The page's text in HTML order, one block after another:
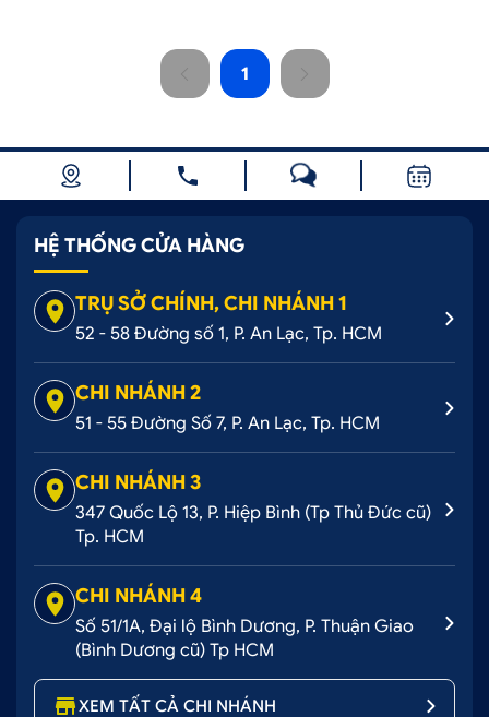
1
HỆ THỐNG CỬA HÀNG
TRỤ SỞ CHÍNH, CHI NHÁNH 1
52 - 58 Đường số 1, P. An Lạc, Tp. HCM
CHI NHÁNH 2
51 - 55 Đường Số 7, P. An Lạc, Tp. HCM
CHI NHÁNH 3
347 Quốc Lộ 13, P. Hiệp Bình (Tp Thủ Đức cũ)
Tp. HCM
CHI NHÁNH 4
Số 51/1A, Đại lộ Bình Dương, P. Thuận Giao
(Bình Dương cũ) Tp HCM
XEM TẤT CẢ CHI NHÁNH